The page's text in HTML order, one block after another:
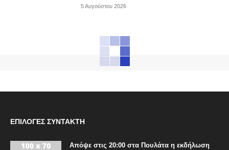
5 Αυγούστου 2026
ΕΠΙΛΟΓΈΣ ΣΥΝΤΆΚΤΗ
Απόψε στις 20:00 στα Πουλάτα η εκδήλωση